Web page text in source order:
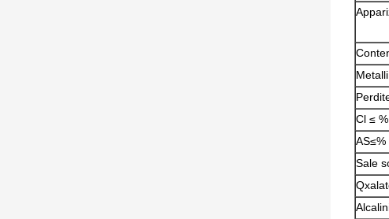
Cl ≤ %
AS≤%
Sale